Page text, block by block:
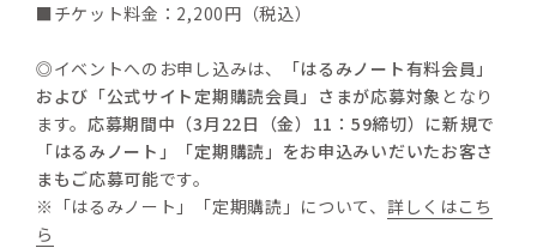
■チケット料金：2,200円（税込）
◎イベントへのお申し込みは、
「はるみノート有料会員」
および「公式サイト定期購読会員」さまが応募対象 となり
ます。 応募期間中（3月22日（金）11：59締切）に新規で
「はるみノート」「定期購読」をお申込みいだいたお客さ
まもご応募可能です。
※「はるみノート」「定期購読」について、 詳しくはこち
ら